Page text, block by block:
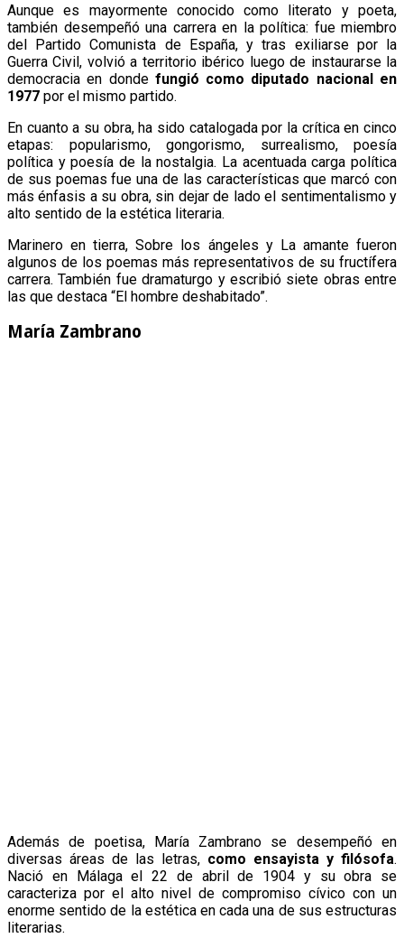
Aunque es mayormente conocido como literato y poeta,
también desempeñó una carrera en la política: fue miembro
del Partido Comunista de España, y tras exiliarse por la
Guerra Civil, volvió a territorio ibérico luego de instaurarse la
democracia en dondefungió como diputado nacional en
1977 por el mismo partido.
En cuanto a su obra, ha sido catalogada por la crítica en cinco
etapas: popularismo, gongorismo, surrealismo, poesía
política y poesía de la nostalgia. La acentuada carga política
de sus poemas fue una de las características que marcó con
más énfasis a su obra, sin dejar de lado el sentimentalismo y
alto sentido de la estética literaria.
Marinero en tierra, Sobre los ángeles y La amante fueron
algunos de los poemas más representativos de su fructífera
carrera. También fue dramaturgo y escribió siete obras entre
las que destaca “El hombre deshabitado”.
María Zambrano
Además de poetisa, María Zambrano se desempeñó en
diversas áreas de las letras, como ensayista y filósofa.
Nació en Málaga el 22 de abril de 1904 y su obra se
caracteriza por el alto nivel de compromiso cívico con un
enorme sentido de la estética en cada una de sus estructuras
literarias.